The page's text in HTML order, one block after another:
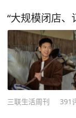
“大规模闭店、
三联生活周刊 391